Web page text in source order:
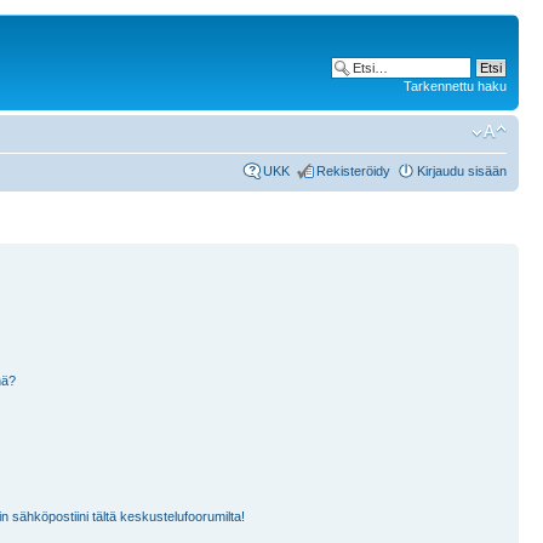
Tarkennettu haku
UKK Rekisteröidy Kirjaudu sisään
sähköpostiini tältä keskustelufoorumilta!